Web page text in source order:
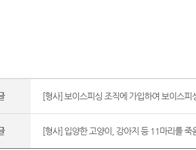
[형사] 보이스피싱 조직에 가입하여 보이스피
[형사] 입양한 고양이, 강아지 등 11마리를 죽